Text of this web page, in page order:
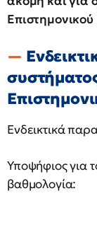
Επιστημονικού
Ενδεικτικά
Υποψήφιος για
βαθμολογία: